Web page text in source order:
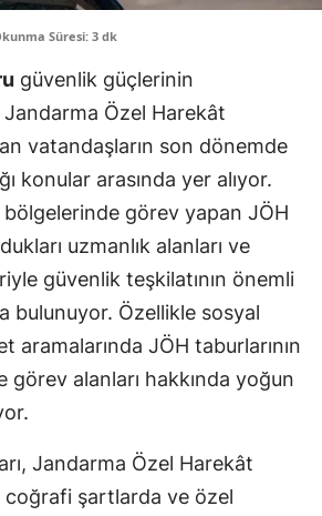
Süresi: 3 dk
güvenlik güçlerinin
Jandarma Özel Harekât
vatandaşların son dönemde
konular arasında yer alıyor.
görev yapan JÖH
uzmanlık alanları ve
güvenlik teşkilatının önemli
bulunuyor. Özellikle sosyal
aramalarında JÖH taburlarının
görev alanları hakkında yoğun
Jandarma Özel Harekât
şartlarda ve özel